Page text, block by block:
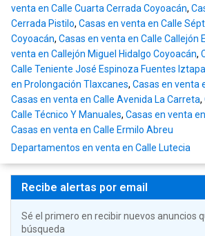
venta en Calle Cuarta Cerrada Coyoacán,
Cerrada Pistilo, Casas en venta en Calle
Coyoacán, Casas en venta en Calle Callejón
venta en Callejón Miguel Hidalgo Coyoacán,
Calle Teniente José Espinoza Fuentes
en Prolongación Tlaxcanes, Casas en venta
Casas en venta en Calle Avenida La Carreta,
Calle Técnico Y Manuales, Casas en venta
Casas en venta en Calle Ermilo Abreu
Departamentos en venta en Calle Lutecia
Recibe alertas por email
Sé el primero en recibir nuevos anuncios
búsqueda